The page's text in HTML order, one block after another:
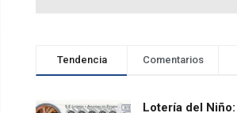
Tendencia Comentarios
Lotería del